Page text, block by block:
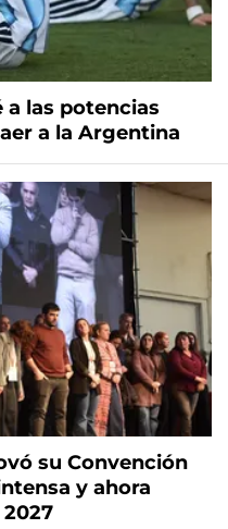
a las potencias
a la Argentina
su Convención
y ahora